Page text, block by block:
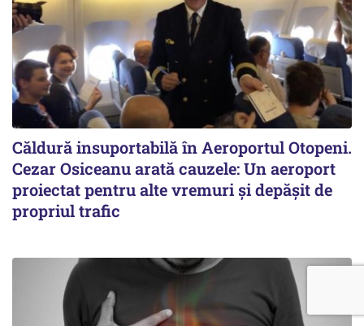
Căldură insuportabilă în Aeroportul Otopeni.
Cezar Osiceanu arată cauzele: Un aeroport
proiectat pentru alte vremuri și depășit de
propriul trafic